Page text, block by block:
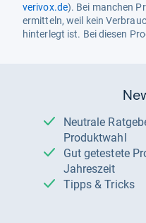
verivox.de). Bei manchen
ermitteln, weil kein
hinterlegt ist. Bei diesen
Neutrale Ratgeber – hilfreich für Ihre
Produktwahl
Gut getestete Produkte – passend zur
Jahreszeit
Tipps & Tricks